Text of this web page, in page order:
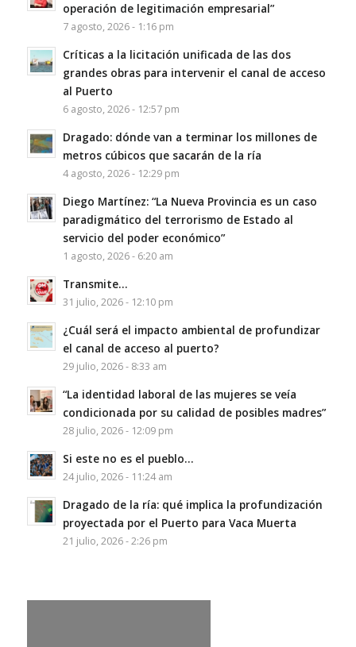
operación de legitimación empresarial”
7 agosto, 2026 - 1:16 pm
Críticas a la licitación unificada de las dos
grandes obras para intervenir el canal de acceso
al Puerto
6 agosto, 2026 - 12:57 pm
Dragado: dónde van a terminar los millones de
metros cúbicos que sacarán de la ría
4 agosto, 2026 - 12:29 pm
Diego Martínez: “La Nueva Provincia es un caso
paradigmático del terrorismo de Estado al
servicio del poder económico”
1 agosto, 2026 - 6:20 am
Transmite…
31 julio, 2026 - 12:10 pm
¿Cuál será el impacto ambiental de profundizar
el canal de acceso al puerto?
29 julio, 2026 - 8:33 am
“La identidad laboral de las mujeres se veía
condicionada por su calidad de posibles madres”
28 julio, 2026 - 12:09 pm
Si este no es el pueblo…
24 julio, 2026 - 11:24 am
Dragado de la ría: qué implica la profundización
proyectada por el Puerto para Vaca Muerta
21 julio, 2026 - 2:26 pm